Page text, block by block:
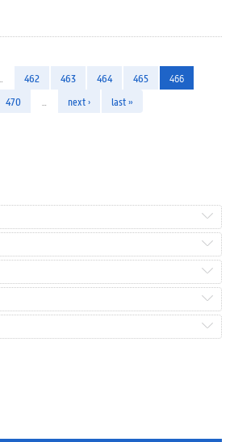
462 463 464 465
466
470 next › last »